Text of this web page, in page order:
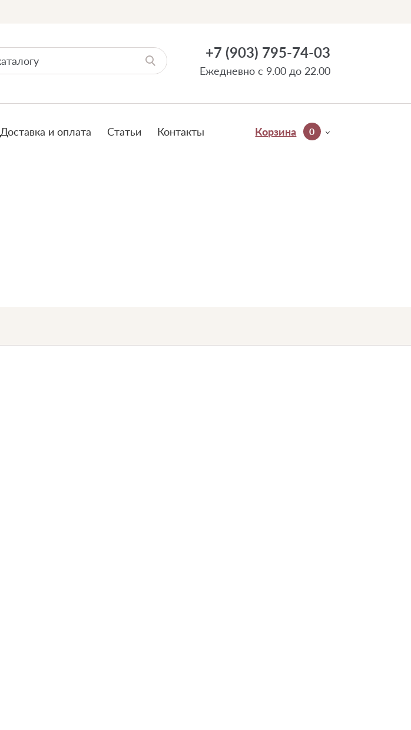
+7 (903) 795-74-03
Ежедневно с 9.00 до 22.00
Доставка и оплата Статьи Контакты Корзина 0